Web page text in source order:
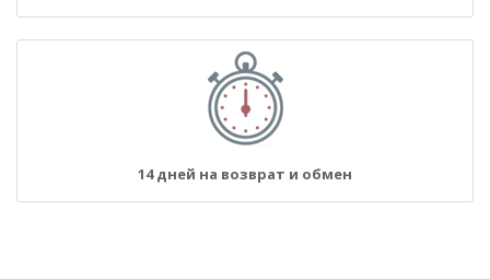
14 дней на возврат и обмен